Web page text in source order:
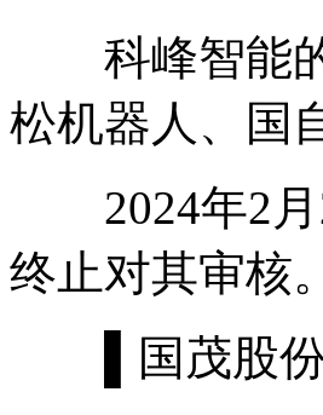
科峰智能的
松机器人、国
2024年2月2
终止对其审核。
▌国茂股